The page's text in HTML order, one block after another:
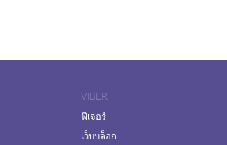
VIBER
ฟีเจอร์
เว็บบล็อก